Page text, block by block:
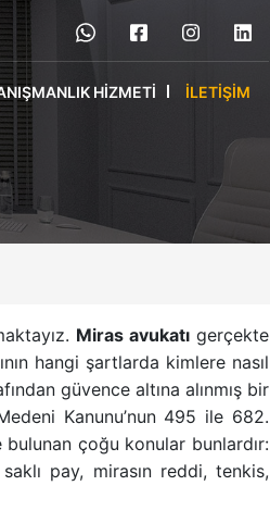
HIZMETI İLETIŞIM
Miras avukatı gerçekte
hangi şartlarda kimlere nasıl
güvence altına alınmış bir
Kanunu’nun 495 ile 682.
bulunan çoğu konular bunlardır:
saklı pay, mirasın reddi, tenkis,